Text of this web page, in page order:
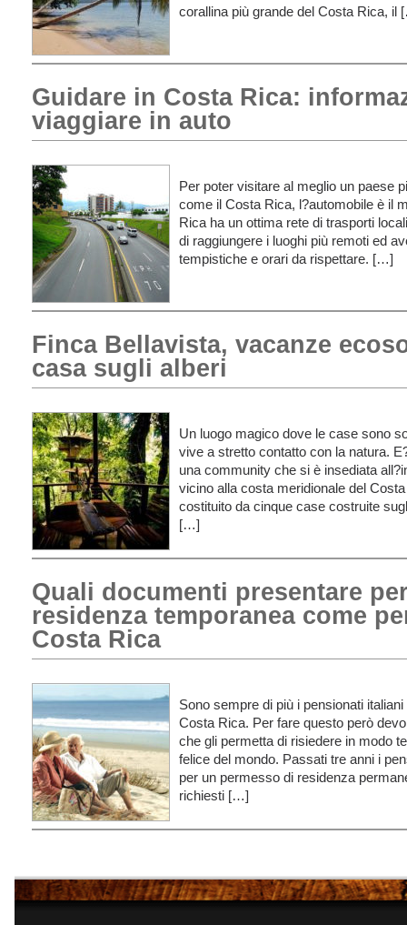
corallina più grande del Costa Rica, il
Guidare in Costa Rica:
viaggiare in auto
Per poter visitare al meglio un paese
come il Costa Rica, l?automobile è il
Rica ha un ottima rete di trasporti
di raggiungere i luoghi più remoti ed
tempistiche e orari da rispettare. […]
Finca Bellavista, vacanze
casa sugli alberi
Un luogo magico dove le case sono
vive a stretto contatto con la natura.
una community che si è insediata
vicino alla costa meridionale del
costituito da cinque case costruite
[…]
Quali documenti presentare
residenza temporanea come
Costa Rica
Sono sempre di più i pensionati
Costa Rica. Per fare questo però
che gli permetta di risiedere in modo
felice del mondo. Passati tre anni i
per un permesso di residenza
richiesti […]